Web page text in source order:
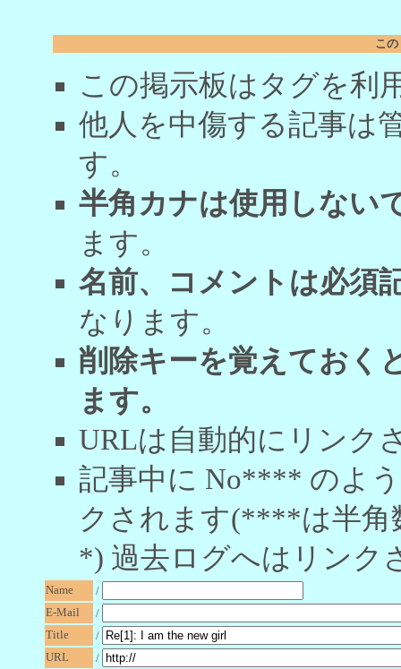
こ
この掲示板はタグを利
他人を中傷する記事は
す。
半角カナは使用しない
ます。
名前、コメントは必須
なります。
削除キーを覚えておく
ます。
URLは自動的にリンク
記事中に No**** のよ
クされます(****は半角
*) 過去ログへはリンク
Name
/
E-Mail
/
Title
/
URL
/